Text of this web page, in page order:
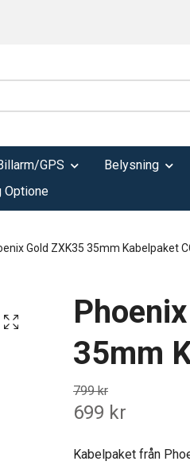
GPS Belysning
Optione
Gold ZXK35 35mm Kabelpaket
35mm
799 kr
699 kr
Kabelpaket från